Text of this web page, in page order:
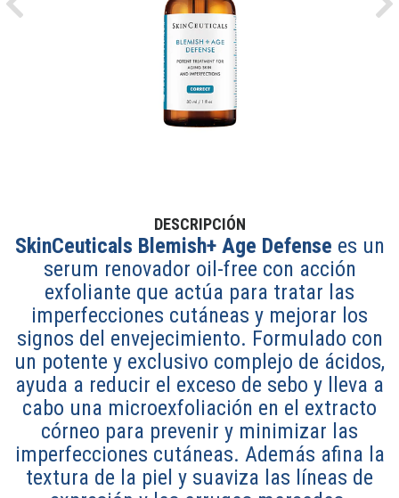
Previous
DESCRIPCIÓN
SkinCeuticals Blemish+ Age Defense es un
serum renovador oil-free con acción
exfoliante que actúa para tratar las
imperfecciones cutáneas y mejorar los
signos del envejecimiento. Formulado con
un potente y exclusivo complejo de ácidos,
ayuda a reducir el exceso de sebo y lleva a
cabo una microexfoliación en el extracto
córneo para prevenir y minimizar las
imperfecciones cutáneas. Además afina la
textura de la piel y suaviza las líneas de